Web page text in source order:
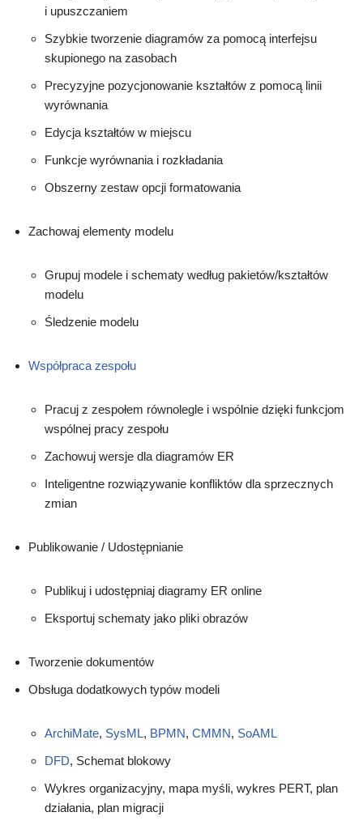
i upuszczaniem
Szybkie tworzenie diagramów za pomocą interfejsu
skupionego na zasobach
Precyzyjne pozycjonowanie kształtów z pomocą linii
wyrównania
Edycja kształtów w miejscu
Funkcje wyrównania i rozkładania
Obszerny zestaw opcji formatowania
Zachowaj elementy modelu
Grupuj modele i schematy według pakietów/kształtów
modelu
Śledzenie modelu
Współpraca zespołu
Pracuj z zespołem równolegle i wspólnie dzięki funkcjom
wspólnej pracy zespołu
Zachowuj wersje dla diagramów ER
Inteligentne rozwiązywanie konfliktów dla sprzecznych
zmian
Publikowanie / Udostępnianie
Publikuj i udostępniaj diagramy ER online
Eksportuj schematy jako pliki obrazów
Tworzenie dokumentów
Obsługa dodatkowych typów modeli
ArchiMate, SysML, BPMN, CMMN, SoAML
DFD, Schemat blokowy
Wykres organizacyjny, mapa myśli, wykres PERT, plan
działania, plan migracji